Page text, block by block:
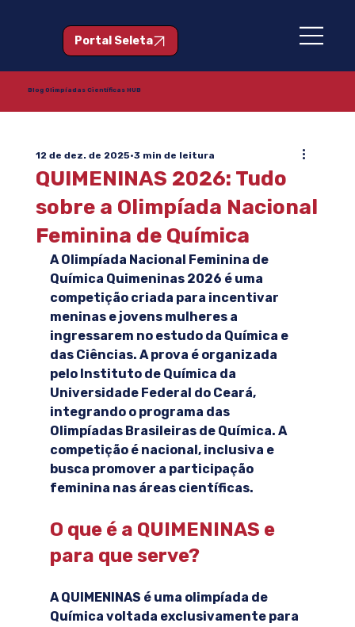
Portal Seleta
Blog Olimpíadas Científicas HUB
QUIMENINAS 2026: Tudo
sobre a Olimpíada Nacional
Feminina de Química
12 de dez. de 2025 3 min de leitura
A Olimpíada Nacional Feminina de
Química Quimeninas 2026 é uma
competição criada para incentivar
meninas e jovens mulheres a
ingressarem no estudo da Química e
das Ciências. A prova é organizada
pelo Instituto de Química da
Universidade Federal do Ceará,
integrando o programa das
Olimpíadas Brasileiras de Química. A
competição é nacional, inclusiva e
busca promover a participação
feminina nas áreas científicas.
O que é a QUIMENINAS e
para que serve?
A QUIMENINAS é uma olimpíada de
Química voltada exclusivamente para